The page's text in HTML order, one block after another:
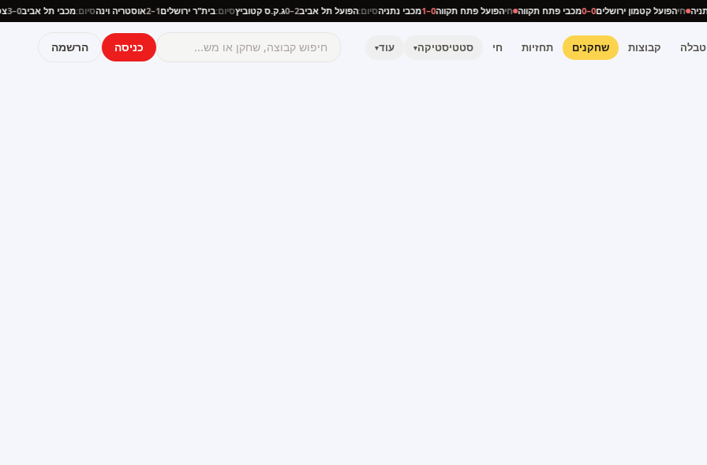
נתניה חיהפועל קטמון ירושלים0–0 מכבי פתח תקווה חיהפועל פתח תקווה0–1 מכבי נתניהסיום:הפועל תל אביב2–0 ג.ק.ס קטוביץסיום:בית"ר ירושלים1–2 אוסטריה וינהסיום:מכבי תל אביב0–3
טבלה קבוצות שחקנים תחזיות חי סטטיסטיקה▾ עוד▾ כניסה הרשמה